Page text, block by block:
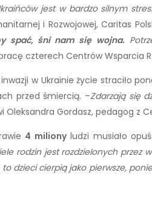
jest w bardzo silnym
i Rozwojowej, Caritas
spać, śni nam się wojna.
czterech Centrów Wsparcia
w Ukrainie życie straciło
przed śmiercią. –Zdarzają się
Oleksandra Gordasz, pedagog z
4 miliony ludzi musiało
rodzin jest rozdzielonych przez
to dzieci cierpią jako pierwsze,